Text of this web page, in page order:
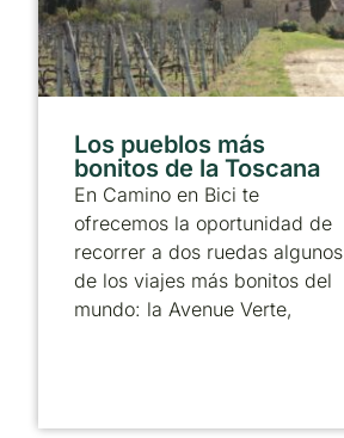
Los pueblos más
bonitos de la Toscana
En Camino en Bici te
ofrecemos la oportunidad de
recorrer a dos ruedas algunos
de los viajes más bonitos del
mundo: la Avenue Verte,